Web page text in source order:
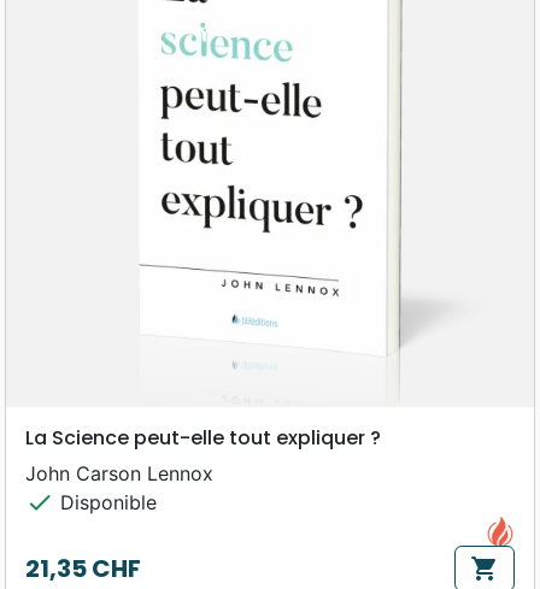
La Science peut-elle tout expliquer ?
John Carson Lennox
check Disponible
Prix
21,35 CHF shopping_cart